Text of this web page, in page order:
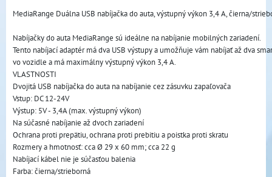
MediaRange Duálna USB nabíjačka do auta, výstupný výkon 3,4 A, čierna/
Nabíjačky do auta MediaRange sú ideálne na nabíjanie mobilných zariadení.
Tento nabíjací adaptér má dva USB výstupy a umožňuje vám nabíjať až dva
vo vozidle a má maximálny výstupný výkon 3,4 A.
VLASTNOSTI
Dvojitá USB nabíjačka do auta na nabíjanie cez zásuvku zapaľovača
Vstup: DC 12-24V
Výstup: 5V - 3,4A (max. výstupný výkon)
Na súčasné nabíjanie až dvoch zariadení
Ochrana proti prepätiu, ochrana proti prebitiu a poistka proti skratu
Rozmery a hmotnosť: cca Ø 29 x 60 mm; cca 22 g
Nabíjací kábel nie je súčasťou balenia
Farba: čierna/strieborná